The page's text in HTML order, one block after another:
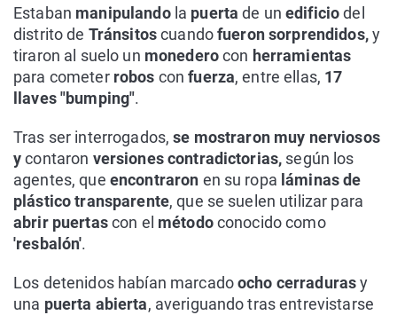
Estaban manipulando la puertade unedificiodel
distrito de Tránsitoscuandofueron sorprendidos,y
tiraron al suelo un monederocon herramientas
para cometer robos confuerza, entre ellas, 17
llaves "bumping".
Tras ser interrogados,se mostraron muy nerviosos
ycontaron versiones contradictorias, según los
agentes, que encontraron en su ropa láminas de
plástico transparente, que se suelen utilizar para
abrir puertascon el métodoconocido como
'resbalón'.
Los detenidos habían marcadoocho cerradurasy
una puerta abierta, averiguando tras entrevistarse